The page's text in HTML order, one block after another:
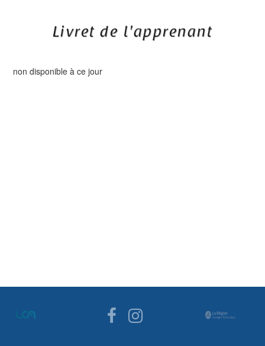
Livret de l'apprenant
non disponible à ce jour